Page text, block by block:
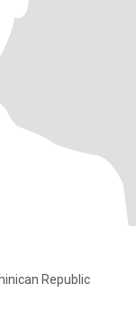
Republic